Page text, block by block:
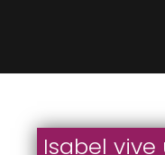
Isabel